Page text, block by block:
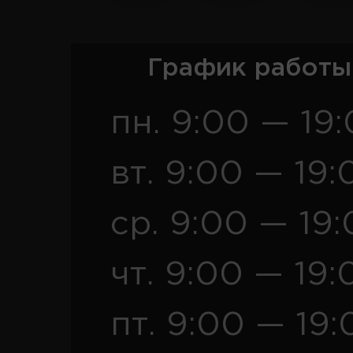
График
пн. 9:00 —
вт. 9:00 —
ср. 9:00 —
чт. 9:00 —
пт. 9:00 —